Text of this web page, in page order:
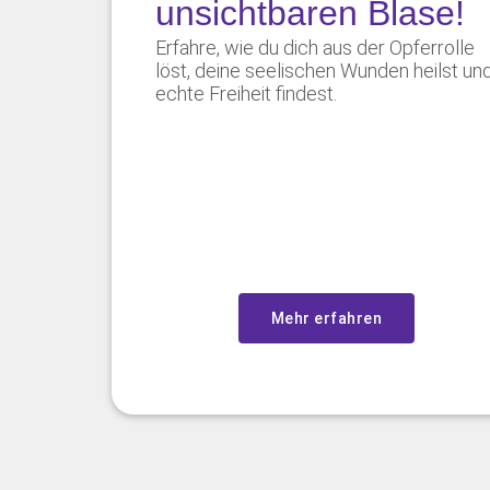
unsichtbaren Blase!
Erfahre, wie du dich aus der Opferrolle
löst, deine seelischen Wunden heilst
echte Freiheit findest.
Mehr erfahren